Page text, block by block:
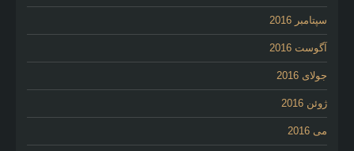
سپتامبر 2016
آگوست 2016
جولای 2016
ژوئن 2016
می 2016